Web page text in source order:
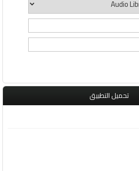
تحميل التطبيق